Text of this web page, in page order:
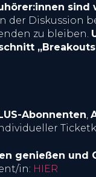
sind
der Diskussion
zu bleiben.
Abonnenten
genießen und
in: HIER